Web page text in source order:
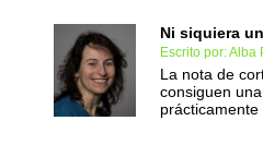
Ni siquiera
Escrito por: Alba
La nota de
consiguen